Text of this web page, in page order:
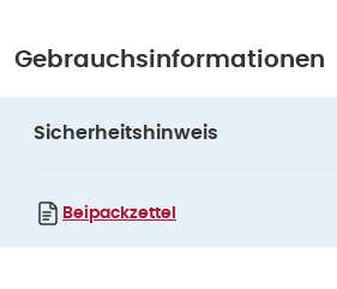
Gebrauchsinformationen
Sicherheitshinweis
Beipackzettel